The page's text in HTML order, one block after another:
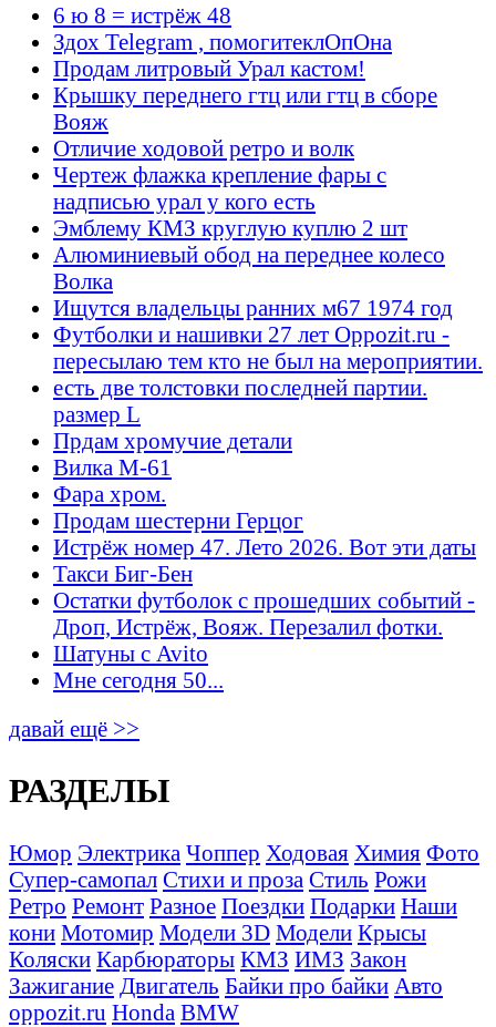
6 ю 8 = истрёж 48
Здох Telegram , помогитеклОпОна
Продам литровый Урал кастом!
Крышку переднего гтц или гтц в сборе
Вояж
Отличие ходовой ретро и волк
Чертеж флажка крепление фары с
надписью урал у кого есть
Эмблему КМЗ круглую куплю 2 шт
Алюминиевый обод на переднее колесо
Волка
Ищутся владельцы ранних м67 1974 год
Футболки и нашивки 27 лет Oppozit.ru -
пересылаю тем кто не был на мероприятии.
есть две толстовки последней партии.
размер L
Прдам хромучие детали
Вилка М-61
Фара хром.
Продам шестерни Герцог
Истрёж номер 47. Лето 2026. Вот эти даты
Такси Биг-Бен
Остатки футболок с прошедших событий -
Дроп, Истрёж, Вояж. Перезалил фотки.
Шатуны с Avito
Мне сегодня 50...
давай ещё >>
РАЗДЕЛЫ
Юмор Электрика Чоппер Ходовая Химия Фото
Супер-самопал Стихи и проза Стиль Рожи
Ретро Ремонт Разное Поездки Подарки Наши
кони Мотомир Модели 3D Модели Крысы
Коляски Карбюраторы КМЗ ИМЗ Закон
Зажигание Двигатель Байки про байки Авто
oppozit.ru Honda BMW